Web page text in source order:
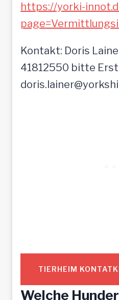
https://yorki-
Kontakt: Doris
41812550 bitte
TIERHEIM
Welche